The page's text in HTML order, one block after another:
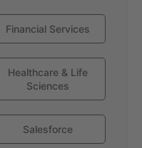
Financial Services
Healthcare & Life
Sciences
Salesforce